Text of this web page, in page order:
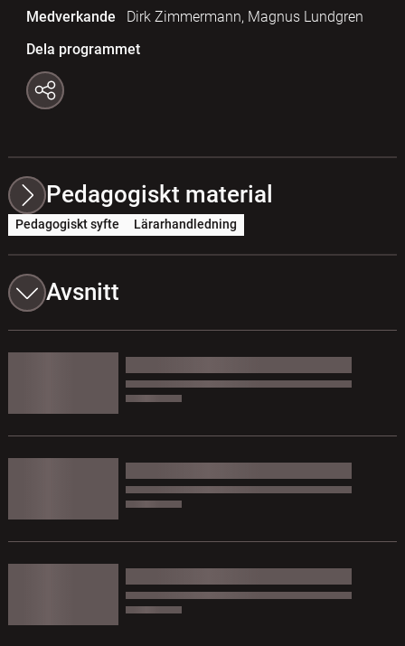
Medverkande
Dirk Zimmermann, Magnus Lundgren
Dela programmet
Pedagogiskt material
Pedagogiskt syfte Lärarhandledning
Avsnitt